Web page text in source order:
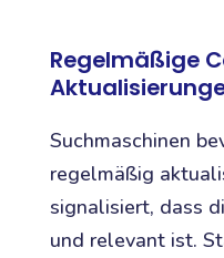
Regelmäßige
Suchmaschinen
regelmäßig
signalisiert, dass
und relevant ist.